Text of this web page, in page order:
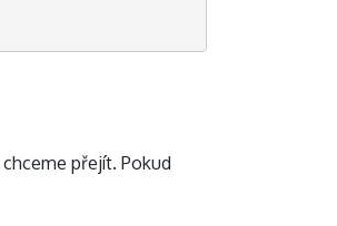
přejít. Pokud